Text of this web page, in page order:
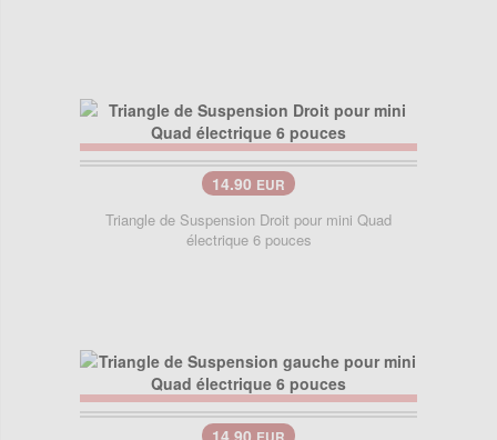
14.90 EUR
Triangle de Suspension Droit pour mini Quad
électrique 6 pouces
14.90